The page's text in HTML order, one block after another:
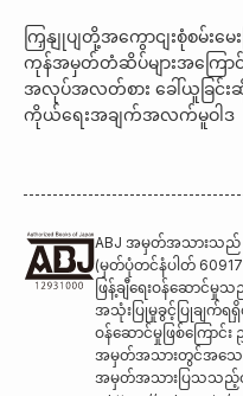
ကြှနျုပျတို့အကွောငျးစုံစမ်းမေး
ကုန်အမှတ်တံဆိပ်များအကြောင်
အလုပ်အလတ်စား ခေါ်ယူခြင်း
ကိုယ်ရေးအချက်အလက်မူဝါဒ
ABJ အမှတ်အသားသ
(မှတ်ပုံတင်နံပါတ်
ဖြန့်ချီရေးဝန်ဆောင်
အသုံးပြုမှုခွင့်ပြုချက်ရရှိထ
ဝန်ဆောင်မှုဖြစ်ကြောင်
အမှတ်အသားတွင်အသေး
အမှတ်အသားပြသသည့်ဝန်